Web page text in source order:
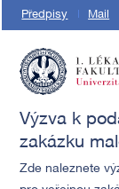
Předpisy Mail
Výzva k
zakázku
Zde naleznete